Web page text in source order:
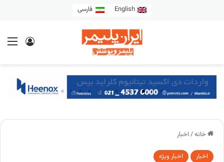
English فارسی
خانه/ اخبار
اخبار اخبار ویژه